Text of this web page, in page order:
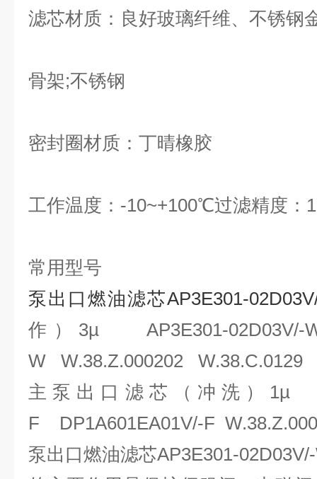
滤芯材质：良好玻璃纤维、不锈钢
骨架;不锈钢
密封圈材质：丁晴橡胶
工作温度：-10~+100℃过滤精度：
常用型号
泵出口燃油滤芯AP3E301-
作）3µ AP3E301-02D03V/-
W W.38.Z.000202 W.38.C.0129
主泵出口滤芯（冲洗）1µ
F DP1A601EA01V/-F
泵出口燃油滤芯AP3E301-